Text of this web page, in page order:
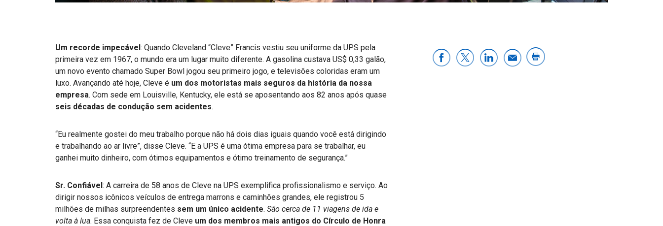
Um recorde impecável: Quando Cleveland “Cleve” Francis vestiu seu uniforme da UPS pela
primeira vez em 1967, o mundo era um lugar muito diferente. A gasolina custava US$ 0,33 galão,
um novo evento chamado Super Bowl jogou seu primeiro jogo, e televisões coloridas eram um
luxo. Avançando até hoje, Cleve é um dos motoristas mais seguros da história da nossa
empresa. Com sede em Louisville, Kentucky, ele está se aposentando aos 82 anos após quase
seis décadas de condução sem acidentes.
“Eu realmente gostei do meu trabalho porque não há dois dias iguais quando você está dirigindo
e trabalhando ao ar livre”, disse Cleve. “E a UPS é uma ótima empresa para se trabalhar, eu
ganhei muito dinheiro, com ótimos equipamentos e ótimo treinamento de segurança.”
Sr. Confiável: A carreira de 58 anos de Cleve na UPS exemplifica profissionalismo e serviço. Ao
dirigir nossos icônicos veículos de entrega marrons e caminhões grandes, ele registrou 5
milhões de milhas surpreendentes sem um único acidente. São cerca de 11 viagens de ida e
volta à lua. Essa conquista fez de Cleve um dos membros mais antigos do Círculo de Honra